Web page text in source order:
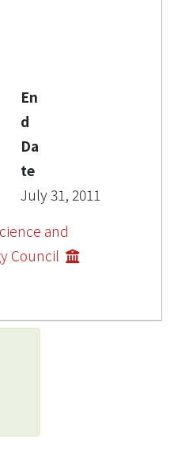
En
d
Da
te
July 31, 2011
and
Council